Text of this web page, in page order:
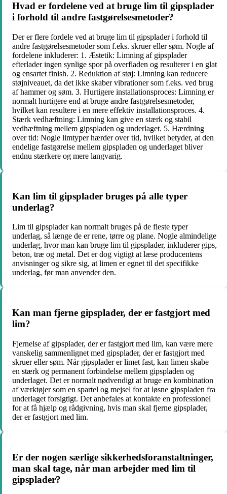
Hvad er fordelene ved at bruge lim til gipsplader
i forhold til andre fastgørelsesmetoder?
Der er flere fordele ved at bruge lim til gipsplader i forhold til
andre fastgørelsesmetoder som f.eks. skruer eller søm. Nogle af
fordelene inkluderer: 1. Æstetik: Limning af gipsplader
efterlader ingen synlige spor på overfladen og resulterer i en glat
og ensartet finish. 2. Reduktion af støj: Limning kan reducere
støjniveauet, da det ikke skaber vibrationer som f.eks. ved brug
af hammer og søm. 3. Hurtigere installationsproces: Limning er
normalt hurtigere end at bruge andre fastgørelsesmetoder,
hvilket kan resultere i en mere effektiv installationsproces. 4.
Stærk vedhæftning: Limning kan give en stærk og stabil
vedhæftning mellem gipspladen og underlaget. 5. Hærdning
over tid: Nogle limtyper hærder over tid, hvilket betyder, at den
endelige fastgørelse mellem gipspladen og underlaget bliver
endnu stærkere og mere langvarig.
Kan lim til gipsplader bruges på alle typer
underlag?
Lim til gipsplader kan normalt bruges på de fleste typer
underlag, så længe de er rene, tørre og plane. Nogle almindelige
underlag, hvor man kan bruge lim til gipsplader, inkluderer gips,
beton, træ og metal. Det er dog vigtigt at læse producentens
anvisninger og sikre sig, at limen er egnet til det specifikke
underlag, før man anvender den.
Kan man fjerne gipsplader, der er fastgjort med
lim?
Fjernelse af gipsplader, der er fastgjort med lim, kan være mere
vanskelig sammenlignet med gipsplader, der er fastgjort med
skruer eller søm. Når gipsplader er limet fast, kan limen skabe
en stærk og permanent forbindelse mellem gipspladen og
underlaget. Det er normalt nødvendigt at bruge en kombination
af værktøjer som en spartel og mejsel for at løsne gipspladen fra
underlaget forsigtigt. Det anbefales at kontakte en professionel
for at få hjælp og rådgivning, hvis man skal fjerne gipsplader,
der er fastgjort med lim.
Er der nogen særlige sikkerhedsforanstaltninger,
man skal tage, når man arbejder med lim til
gipsplader?